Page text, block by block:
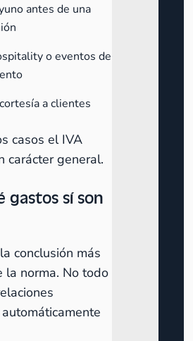
antes de una
o eventos de
a clientes
casos el IVA
carácter general.
gastos sí son
conclusión más
la norma. No todo